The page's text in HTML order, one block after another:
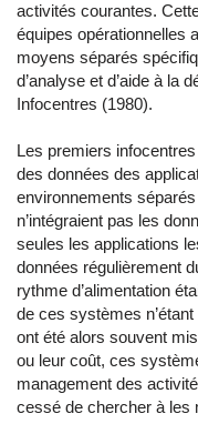
activités courantes.
équipes opérationnelles
moyens séparés
d’analyse et d’aide à la
Infocentres (1980).
Les premiers
des données des
environnements
n’intégraient pas les
seules les applications
données régulièrement
rythme d’alimentation
de ces systèmes
ont été alors souvent
ou leur coût, ces
management des
cessé de chercher à les